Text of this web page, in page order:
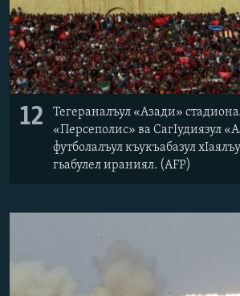
12
Тегераналъул «Азади»
«Персеполис» ва СагIудиязул
футболалъул къукъабазул
гьабулел ираниял. (AFP)